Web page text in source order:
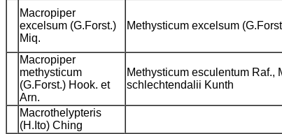
Macropiper
excelsum (G.Forst.)
Miq.
Methysticum excelsum
Macropiper
methysticum
(G.Forst.) Hook. et
Arn.
Methysticum esculentum Raf.,
schlechtendalii Kunth
Macrothelypteris
(H.Ito) Ching